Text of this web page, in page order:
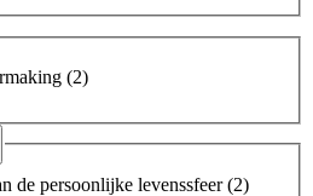
(2)
de persoonlijke levenssfeer (2)